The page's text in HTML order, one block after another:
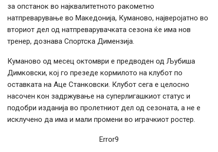
за опстанок во најквалитетното ракометно
натпреварување во Македонија, Куманово, најверојатно во
вториот дел од натпреварувачката сезона ќе има нов
тренер, дознава Спортска Димензија.
Куманово од месец октомври е предводен од Љубиша
Димковски, кој го презеде кормилото на клубот по
оставката на Аце Станковски. Клубот сега е целосно
насочен кон задржување на суперлигашкиот статус и
подобри изданија во пролетниот дел од сезоната, а не е
исклучено да има и мали промени во играчкиот ростер.
Error9